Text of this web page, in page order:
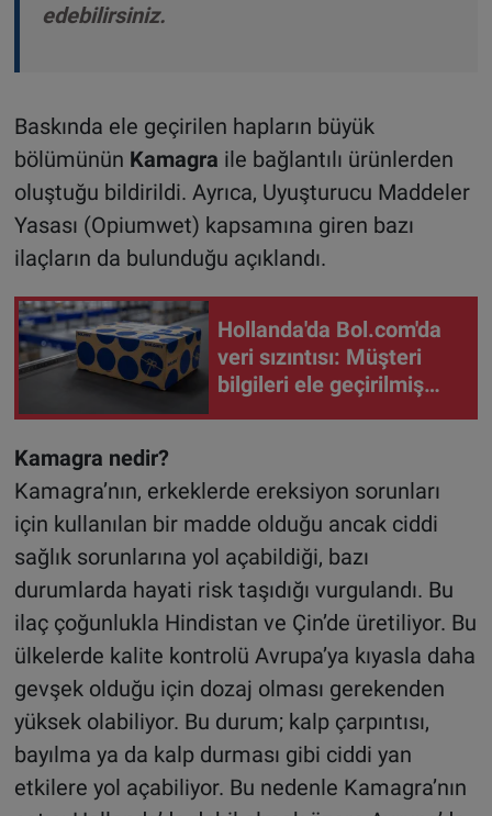
edebilirsiniz.
Baskında ele geçirilen hapların büyük
bölümünün Kamagra ile bağlantılı ürünlerden
oluştuğu bildirildi. Ayrıca, Uyuşturucu Maddeler
Yasası (Opiumwet) kapsamına giren bazı
ilaçların da bulunduğu açıklandı.
Hollanda'da Bol.com'da
veri sızıntısı: Müşteri
bilgileri ele geçirilmiş
Kamagra nedir?
Kamagra’nın, erkeklerde ereksiyon sorunları
için kullanılan bir madde olduğu ancak ciddi
sağlık sorunlarına yol açabildiği, bazı
durumlarda hayati risk taşıdığı vurgulandı. Bu
ilaç çoğunlukla Hindistan ve Çin’de üretiliyor. Bu
ülkelerde kalite kontrolü Avrupa’ya kıyasla daha
gevşek olduğu için dozaj olması gerekenden
yüksek olabiliyor. Bu durum; kalp çarpıntısı,
bayılma ya da kalp durması gibi ciddi yan
etkilere yol açabiliyor. Bu nedenle Kamagra’nın